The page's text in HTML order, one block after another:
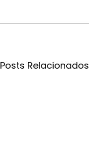
Posts Relacionados